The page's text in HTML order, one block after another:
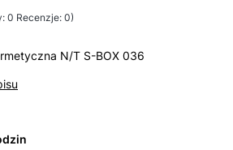
0 Recenzje: 0)
N/T S-BOX 036